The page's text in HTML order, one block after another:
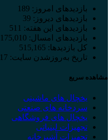
بازدیدهای امروز: 189
بازدیدهای دیروز: 39
بازدیدهای این هفته: 511
بازدیدهای امسال: 175,010
کل بازدیدها: 515,165
تاریخ به‌روزشدن سایت: 17 فروردین 1402
مشاهده سریع
یخچال های ماشینی
سردخانه های صنعتی
یخچال های فروشگاهی
تجهیزات لبنیاتی
تجهیزات آشپزخانه